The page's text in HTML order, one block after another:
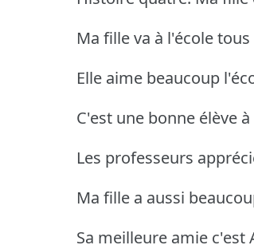
Ma fille va à l'école
Elle aime beaucoup
C'est une bonne élève
Les professeurs
Ma fille a aussi
Sa meilleure amie c'est